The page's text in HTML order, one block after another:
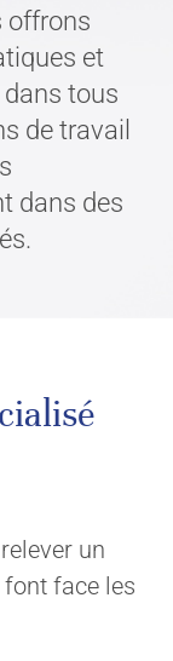
offrons
et
tous
de travail
dans des
un
face les